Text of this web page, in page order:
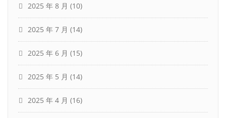
2025 年 8 月 (10)
2025 年 7 月 (14)
2025 年 6 月 (15)
2025 年 5 月 (14)
2025 年 4 月 (16)